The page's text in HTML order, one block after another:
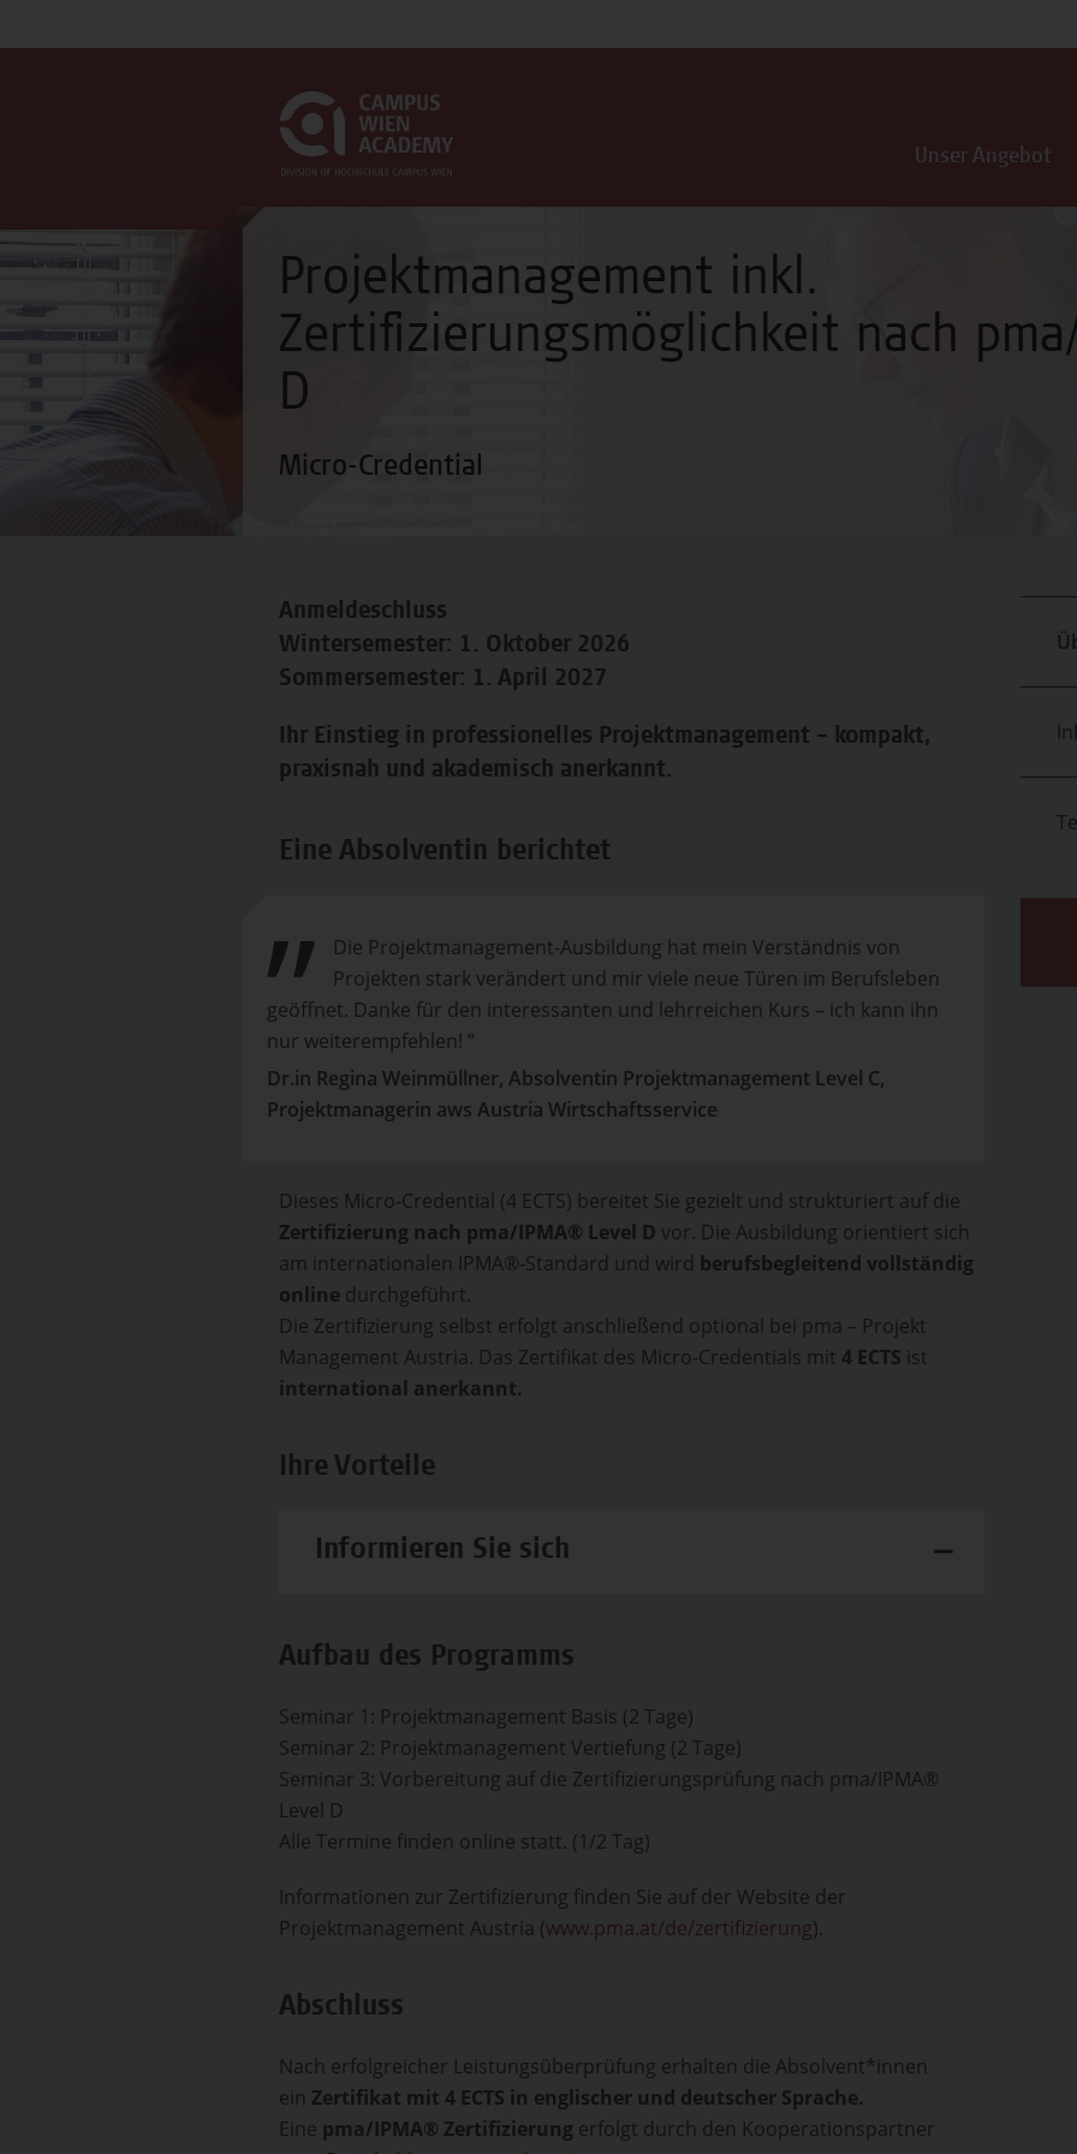
Unser Angebot
Projektmanagement inkl.
Zertifizierungsmöglichkeit nach
D
Micro-Credential
Anmeldeschluss
Wintersemester: 1. Oktober 2026
Sommersemester: 1. April 2027
Ihr Einstieg in professionelles Projektmanagement – kompakt,
praxisnah und akademisch anerkannt.
Eine Absolventin berichtet
Die Projektmanagement-Ausbildung hat mein Verständnis von
Projekten stark verändert und mir viele neue Türen im Berufsleben
geöffnet. Danke für den interessanten und lehrreichen Kurs – ich kann ihn
nur weiterempfehlen! ”
Dr.in Regina Weinmüllner, Absolventin Projektmanagement Level C,
Projektmanagerin aws Austria Wirtschaftsservice
Dieses Micro‑Credential (4 ECTS) bereitet Sie gezielt und strukturiert auf die
Zertifizierung nach pma/IPMA® Level D vor. Die Ausbildung orientiert sich
am internationalen IPMA®‑Standard und wird berufsbegleitend vollständig
online durchgeführt.
Die Zertifizierung selbst erfolgt anschließend optional bei pma – Projekt
Management Austria. Das Zertifikat des Micro-Credentials mit 4 ECTS ist
international anerkannt.
Ihre Vorteile
Informieren Sie sich
Aufbau des Programms
Seminar 1: Projektmanagement Basis (2 Tage)
Seminar 2: Projektmanagement Vertiefung (2 Tage)
Seminar 3: Vorbereitung auf die Zertifizierungsprüfung nach pma/IPMA®
Level D
Alle Termine finden online statt. (1/2 Tag)
Informationen zur Zertifizierung finden Sie auf der Website der
Projektmanagement Austria (www.pma.at/de/zertifizierung).
Abschluss
Nach erfolgreicher Leistungsüberprüfung erhalten die Absolvent*innen
ein Zertifikat mit 4 ECTS in englischer und deutscher Sprache.
Eine pma/IPMA® Zertifizierung erfolgt durch den Kooperationspartner